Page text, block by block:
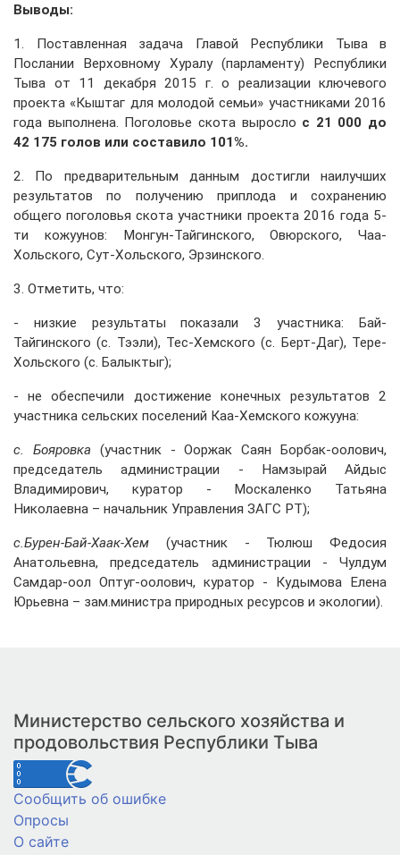
Выводы:
1. Поставленная задача Главой Республики Тыва в
Послании Верховному Хуралу (парламенту) Республики
Тыва от 11 декабря 2015 г. о реализации ключевого
проекта «Кыштаг для молодой семьи» участниками 2016
года выполнена. Поголовье скота выросло с 21 000 до
42 175 голов или составило 101%.
2. По предварительным данным достигли наилучших
результатов по получению приплода и сохранению
общего поголовья скота участники проекта 2016 года 5-
ти кожуунов: Монгун-Тайгинского, Овюрского, Чаа-
Хольского, Сут-Хольского, Эрзинского.
3. Отметить, что:
- низкие результаты показали 3 участника: Бай-
Тайгинского (с. Тээли), Тес-Хемского (с. Берт-Даг), Тере-
Хольского (с. Балыктыг);
- не обеспечили достижение конечных результатов 2
участника сельских поселений Каа-Хемского кожууна:
с. Бояровка (участник - Ооржак Саян Борбак-оолович,
председатель администрации - Намзырай Айдыс
Владимирович, куратор - Москаленко Татьяна
Николаевна – начальник Управления ЗАГС РТ);
с.Бурен-Бай-Хаак-Хем (участник - Тюлюш Федосия
Анатольевна, председатель администрации - Чулдум
Самдар-оол Оптуг-оолович, куратор - Кудымова Елена
Юрьевна – зам.министра природных ресурсов и экологии).
Министерство сельского хозяйства и
продовольствия Республики Тыва
Сообщить об ошибке
Опросы
О сайте